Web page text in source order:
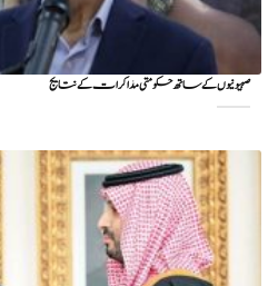
صہیونیوں کے ساتھ حکومتی مذاکرات کے نتایج